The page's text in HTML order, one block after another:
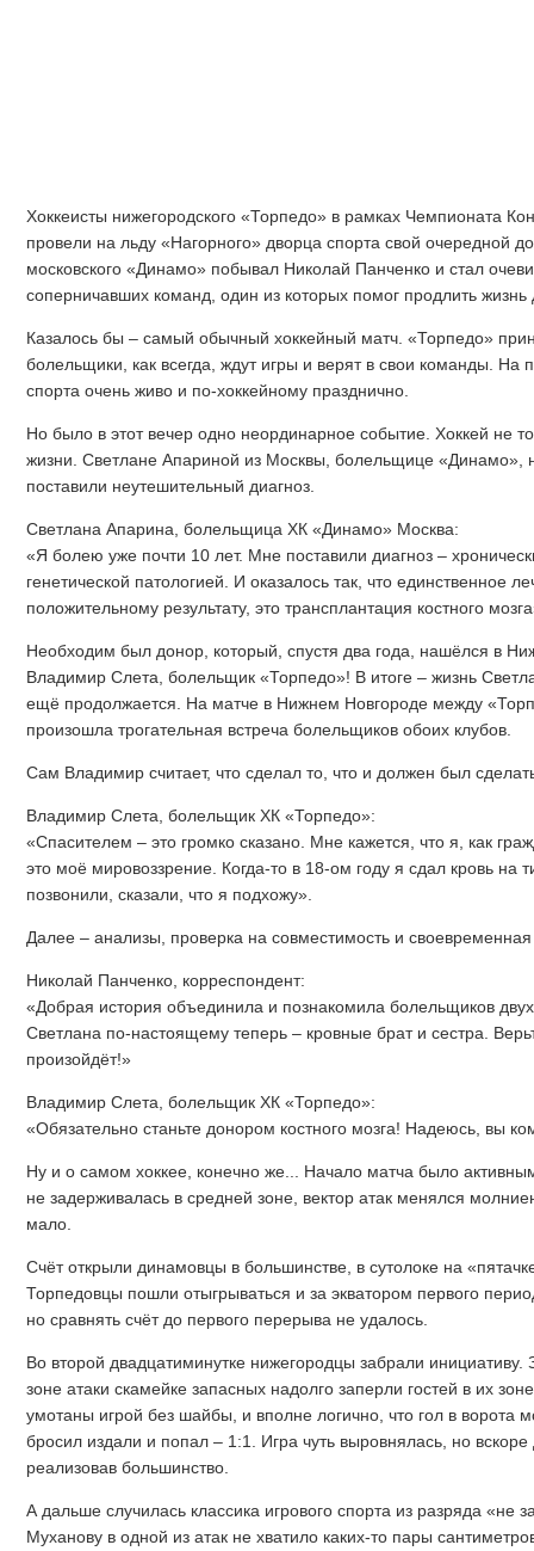
Хоккеисты нижегородского «Торпедо» в рамках Чемпионата
провели на льду «Нагорного» дворца спорта свой очередной
московского «Динамо» побывал Николай Панченко и стал
соперничавших команд, один из которых помог продлить жизнь
Казалось бы – самый обычный хоккейный матч. «Торпедо»
болельщики, как всегда, ждут игры и верят в свои команды. На
спорта очень живо и по-хоккейному празднично.
Но было в этот вечер одно неординарное событие. Хоккей не
жизни. Светлане Апариной из Москвы, болельщице «Динамо»,
поставили неутешительный диагноз.
Светлана Апарина, болельщица ХК «Динамо» Москва:
«Я болею уже почти 10 лет. Мне поставили диагноз –
генетической патологией. И оказалось так, что единственное
положительному результату, это трансплантация костного
Необходим был донор, который, спустя два года, нашёлся в
Владимир Слета, болельщик «Торпедо»! В итоге – жизнь
ещё продолжается. На матче в Нижнем Новгороде между
произошла трогательная встреча болельщиков обоих клубов.
Сам Владимир считает, что сделал то, что и должен был
Владимир Слета, болельщик ХК «Торпедо»:
«Спасителем – это громко сказано. Мне кажется, что я, как
это моё мировоззрение. Когда-то в 18-ом году я сдал кровь на
позвонили, сказали, что я подхожу».
Далее – анализы, проверка на совместимость и
Николай Панченко, корреспондент:
«Добрая история объединила и познакомила болельщиков
Светлана по-настоящему теперь – кровные брат и сестра.
произойдёт!»
Владимир Слета, болельщик ХК «Торпедо»:
«Обязательно станьте донором костного мозга! Надеюсь, вы
Ну и о самом хоккее, конечно же... Начало матча было
не задерживалась в средней зоне, вектор атак менялся
мало.
Счёт открыли динамовцы в большинстве, в сутолоке на
Торпедовцы пошли отыгрываться и за экватором первого
но сравнять счёт до первого перерыва не удалось.
Во второй двадцатиминутке нижегородцы забрали
зоне атаки скамейке запасных надолго заперли гостей в их
умотаны игрой без шайбы, и вполне логично, что гол в ворота
бросил издали и попал – 1:1. Игра чуть выровнялась, но
реализовав большинство.
А дальше случилась классика игрового спорта из разряда «не
Муханову в одной из атак не хватило каких-то пары